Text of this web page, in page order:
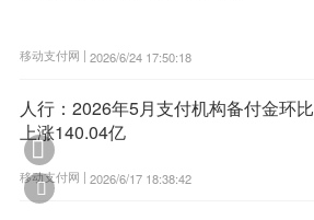
移动支付网 | 2026/6/24 17:50:18
人行：2026年5月支付机构备付金环比
上涨140.04亿
移动支付网 | 2026/6/17 18:38:42

